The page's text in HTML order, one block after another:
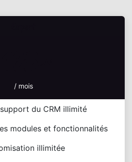
/ mois
du CRM illimité
modules et fonctionnalités
illimitée